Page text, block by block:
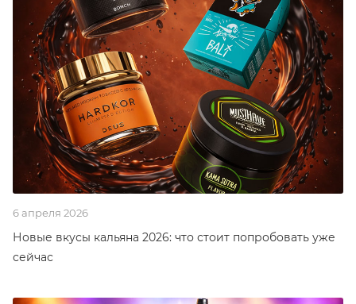
6 апреля 2026
Новые вкусы кальяна 2026: что стоит попробовать уже
сейчас